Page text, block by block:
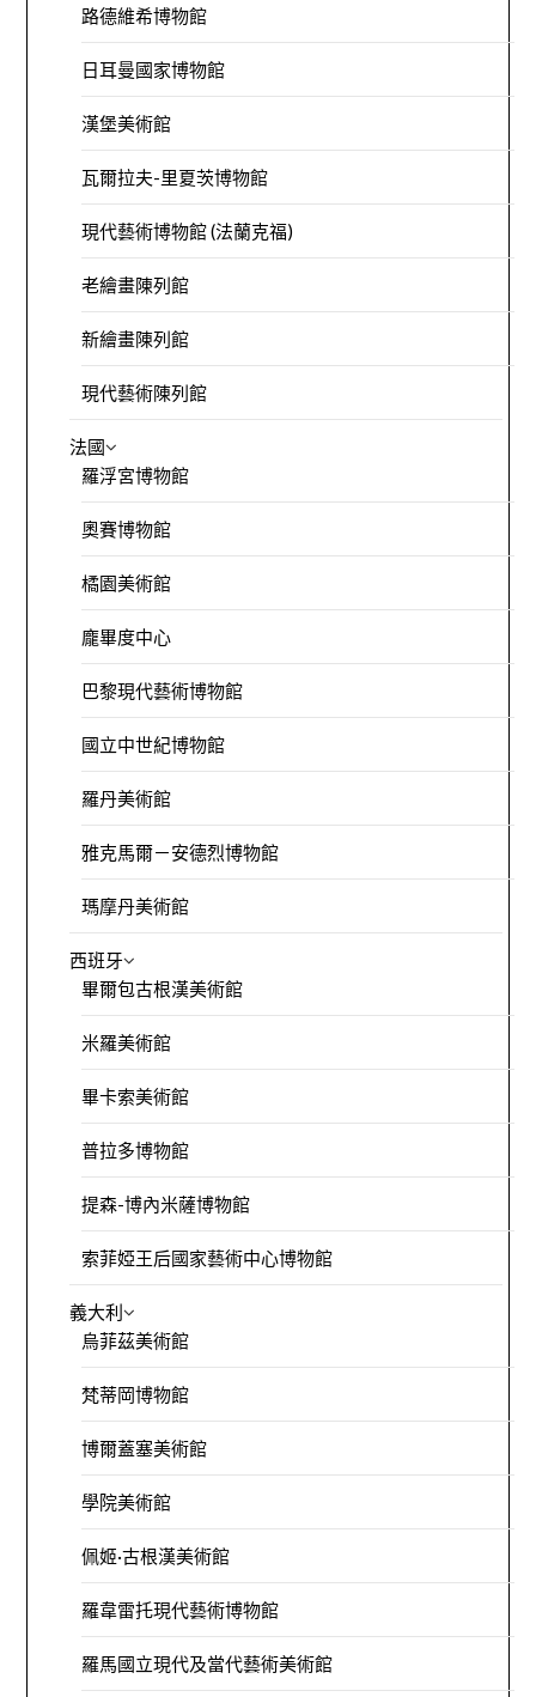
路德維希博物館
日耳曼國家博物館
漢堡美術館
瓦爾拉夫-里夏茨博物館
現代藝術博物館 (法蘭克福)
老繪畫陳列館
新繪畫陳列館
現代藝術陳列館
法國
羅浮宮博物館
奧賽博物館
橘園美術館
龐畢度中心
巴黎現代藝術博物館
國立中世紀博物館
羅丹美術館
雅克馬爾－安德烈博物館
瑪摩丹美術館
西班牙
畢爾包古根漢美術館
米羅美術館
畢卡索美術館
普拉多博物館
提森-博內米薩博物館
索菲婭王后國家藝術中心博物館
義大利
烏菲茲美術館
梵蒂岡博物館
博爾蓋塞美術館
學院美術館
佩姬·古根漢美術館
羅韋雷托現代藝術博物館
羅馬國立現代及當代藝術美術館